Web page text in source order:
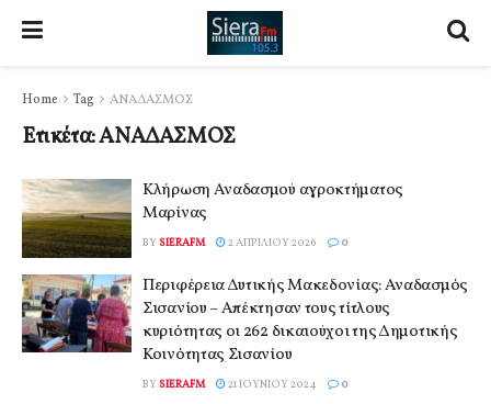
Home Tag ΑΝΑΔΑΣΜΟΣ
Ετικέτα:ΑΝΑΔΑΣΜΟΣ
Κλήρωση Αναδασμού αγροκτήματος
Μαρίνας
BY SIERAFM 2 ΑΠΡΙΛΊΟΥ 2026 0
Περιφέρεια Δυτικής Μακεδονίας: Αναδασμός
Σισανίου – Απέκτησαν τους τίτλους
κυριότητας οι 262 δικαιούχοι της Δημοτικής
Κοινότητας Σισανίου
BY SIERAFM 21 ΙΟΥΝΊΟΥ 2024 0